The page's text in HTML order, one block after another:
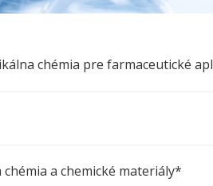
chémia pre farmaceutické
chémia a chemické materiály*